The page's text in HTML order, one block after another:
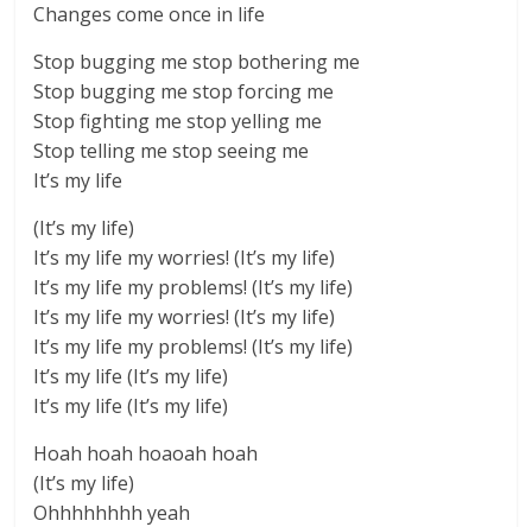
Changes come once in life
Stop bugging me stop bothering me
Stop bugging me stop forcing me
Stop fighting me stop yelling me
Stop telling me stop seeing me
It’s my life
(It’s my life)
It’s my life my worries! (It’s my life)
It’s my life my problems! (It’s my life)
It’s my life my worries! (It’s my life)
It’s my life my problems! (It’s my life)
It’s my life (It’s my life)
It’s my life (It’s my life)
Hoah hoah hoaoah hoah
(It’s my life)
Ohhhhhhhh yeah